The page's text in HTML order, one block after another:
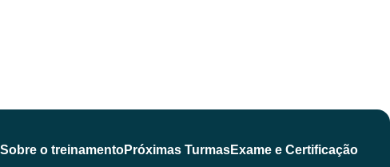
Sobre o treinamentoPróximas TurmasExame e Certificação